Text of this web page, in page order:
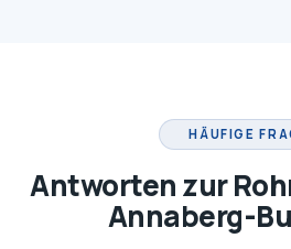
HÄUFIGE
Antworten zur
Annaberg-